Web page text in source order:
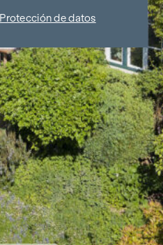
Protección de datos